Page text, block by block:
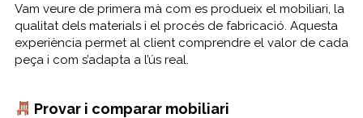
Vam veure de primera mà com es produeix el mobiliari, la
qualitat dels materials i el procés de fabricació. Aquesta
experiència permet al client comprendre el valor de cada
peça i com s’adapta a l’ús real.
Provar i comparar mobiliari